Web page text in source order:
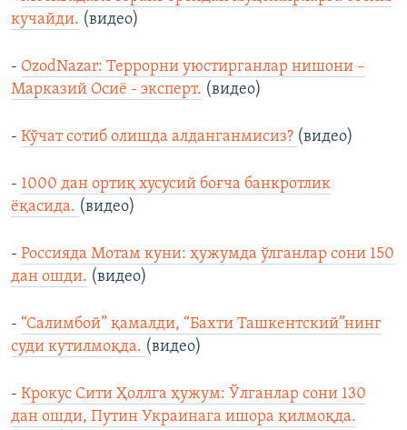
кучайди. (видео)
- OzodNazar: Террорни уюстирганлар нишони –
Марказий Осиё - эксперт. (видео)
- Кўчат сотиб олишда алданганмисиз? (видео)
- 1000 дан ортиқ хусусий боғча банкротлик
ёқасида. (видео)
- Россияда Мотам куни: ҳужумда ўлганлар сони 150
дан ошди. (видео)
- “Салимбой” қамалди, “Бахти Ташкентский”нинг
суди кутилмоқда. (видео)
- Крокус Сити Ҳоллга ҳужум: Ўлганлар сони 130
дан ошди, Путин Украинага ишора қилмоқда.